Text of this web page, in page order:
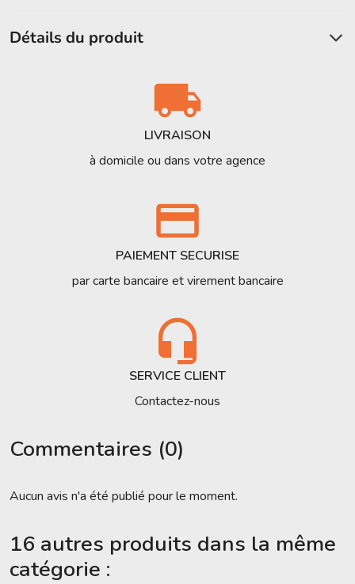
Détails du produit
LIVRAISON
à domicile ou dans votre agence
PAIEMENT SECURISE
par carte bancaire et virement bancaire
SERVICE CLIENT
Contactez-nous
Commentaires (0)
Aucun avis n'a été publié pour le moment.
16 autres produits dans la même
catégorie :